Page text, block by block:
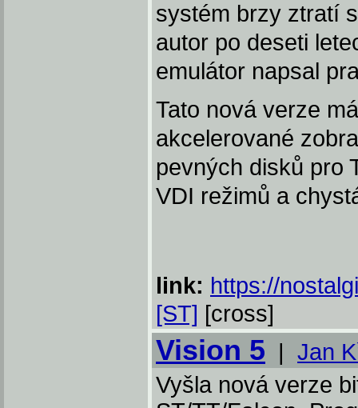
systém brzy ztratí
autor po deseti
emulátor napsal
Tato nová verze
akcelerované
pevných disků pro
VDI režimů a
link: https://
[ST] [cross]
Vision 5 | Jan
Vyšla nová verze